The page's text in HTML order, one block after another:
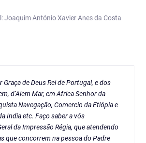
Joaquim António Xavier Anes da Costa
Graça de Deus Rei de Portugal, e dos
d’Alem Mar, em Africa Senhor da
Navegação, Comercio da Etiópia e
India etc. Faço saber a vós
da Impressão Régia, que atendendo
que concorrem na pessoa do Padre